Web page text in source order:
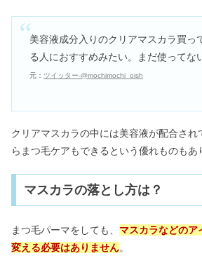
美容液成分入りのクリアマスカラ買っ
る人におすすめみたい。まだ使ってな
元： ツイッター-@mochimochi_oish
クリアマスカラの中には美容液が配合さ
らまつ毛ケアもできるという優れものもあ
マスカラの落とし方は？
まつ毛パーマをしても、 マスカラなどのア
変える必要はありません。